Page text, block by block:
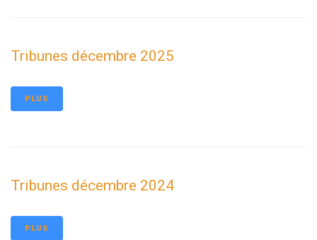
Tribunes décembre 2025
PLUS
Tribunes décembre 2024
PLUS